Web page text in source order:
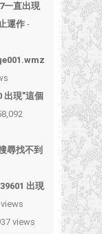
一直出現
運作 -
現”這個
尋找不到
出現
views